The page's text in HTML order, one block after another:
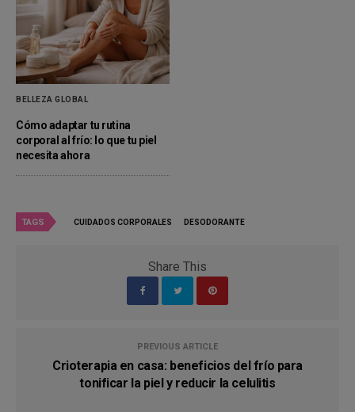
BELLEZA GLOBAL
Cómo adaptar tu rutina
corporal al frío: lo que tu piel
necesita ahora
TAGS CUIDADOS CORPORALES DESODORANTE
Share This
PREVIOUS ARTICLE
Crioterapia en casa: beneficios del frío para
tonificar la piel y reducir la celulitis